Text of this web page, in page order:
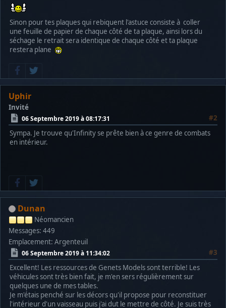
Sinon pour tes plaques qui rebiquent l'astuce consiste à coller
une feuille de papier de chaque côté de ta plaque, ainsi lors du
séchage le retrait sera identique de chaque côté et ta plaque
restera plane
Uphir
Invité
06 Septembre 2019 à 08:17:31
#2
Sympa. Je trouve qu'Infinity se prête bien à ce genre de combats
en intérieur.
Dunan
Néomancien
Messages: 449
Emplacement: Argenteuil
06 Septembre 2019 à 11:34:02
#3
Excellent! Les ressources de Genets Models sont terrible! Les
véhicules sont très bien fait, je m'en sers régulièrement sur
quelques une de mes tables.
Je m'étais penché sur les décors qu'il propose pour reconstituer
l'intérieur d'un vaisseau puis j'ai dut le mettre de côté. Je suis très